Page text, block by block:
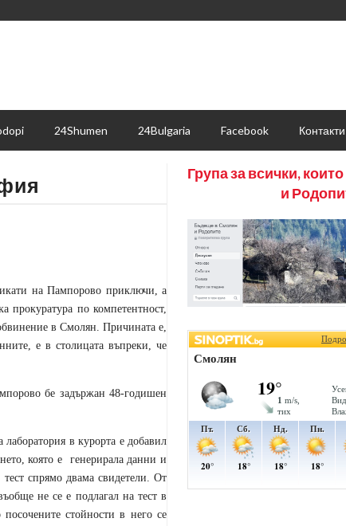
24Shumen 24Bulgaria Facebook Контакти
на Пампорово приключи, а
прокуратура по компетентност,
в Смолян. Причината е,
е в столицата въпреки, че
бе задържан 48-годишен
лаборатория в курорта е добавил
която е
генерирала данни и
спрямо двама свидетели. От
не се е подлагал на тест в
посочените стойности в него се
Група за всички,
и